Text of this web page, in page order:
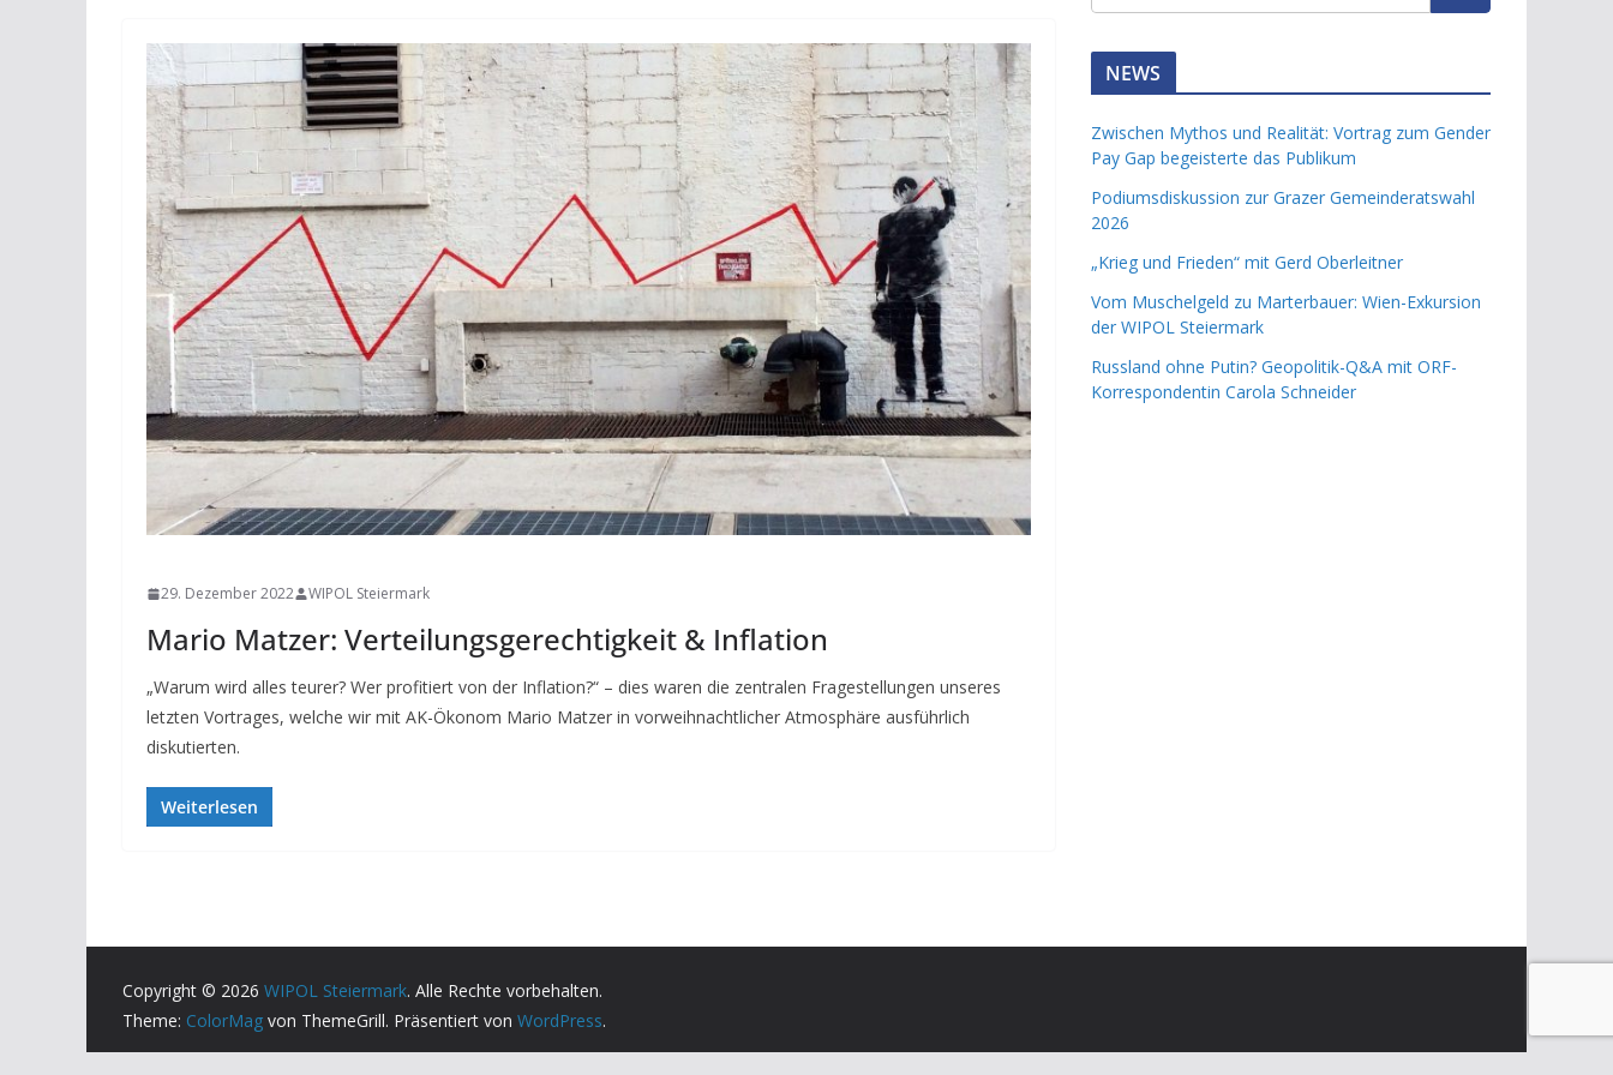
29. Dezember 2022 WIPOL Steiermark
Mario Matzer: Verteilungsgerechtigkeit & Inflation
„Warum wird alles teurer? Wer profitiert von der Inflation?“ – dies waren die zentralen Fragestellungen unseres
letzten Vortrages, welche wir mit AK-Ökonom Mario Matzer in vorweihnachtlicher Atmosphäre ausführlich
diskutierten.
Weiterlesen
NEWS
Zwischen Mythos und Realität: Vortrag zum Gender
Pay Gap begeisterte das Publikum
Podiumsdiskussion zur Grazer Gemeinderatswahl
2026
„Krieg und Frieden“ mit Gerd Oberleitner
Vom Muschelgeld zu Marterbauer: Wien-Exkursion
der WIPOL Steiermark
Russland ohne Putin? Geopolitik-Q&A mit ORF-
Korrespondentin Carola Schneider
Copyright © 2026 WIPOL Steiermark. Alle Rechte vorbehalten.
Theme: ColorMag von ThemeGrill. Präsentiert von WordPress.